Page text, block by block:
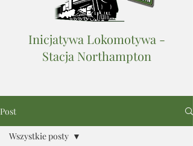
Inicjatywa Lokomotywa -
Stacja Northampton
Post
Wszystkie posty